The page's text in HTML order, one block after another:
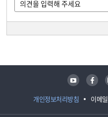
개인정보처리방침 이메
유튜브 페이스북